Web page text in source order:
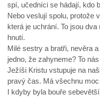
spí, učedníci se hádají, kdo
Nebo veslují spolu, protože
která je uchrání. To jsou
hnutí.
Milé sestry a bratři, nevěra
jedno, že zahyneme? To
Ježíši Kristu vstupuje na
pravý čas. Má všechnu
I kdyby byla bouře